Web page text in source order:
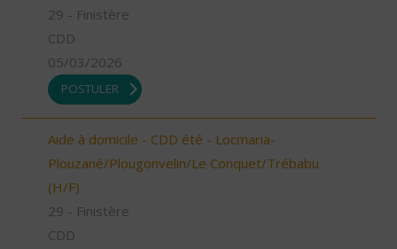
29 - Finistère
CDD
05/03/2026
POSTULER
Aide à domicile - CDD été - Locmaria-
Plouzané/Plougonvelin/Le Conquet/Trébabu
(H/F)
29 - Finistère
CDD